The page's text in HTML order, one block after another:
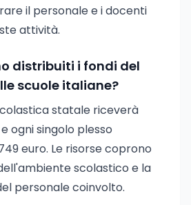
il personale e i docenti
attività.
distribuiti i fondi del
scuole italiane?
statale riceverà
ogni singolo plesso
euro. Le risorse coprono
scolastico e la
personale coinvolto.